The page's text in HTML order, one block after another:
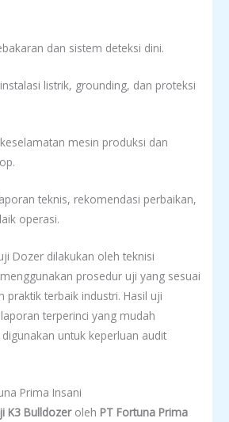
dan sistem deteksi dini.
listrik, grounding, dan proteksi
mesin produksi dan
teknis, rekomendasi perbaikan,
operasi.
Dozer dilakukan oleh teknisi
prosedur uji yang sesuai
praktik terbaik industri. Hasil uji
terperinci yang mudah
untuk keperluan audit
Prima Insani
K3 Bulldozer oleh PT Fortuna Prima